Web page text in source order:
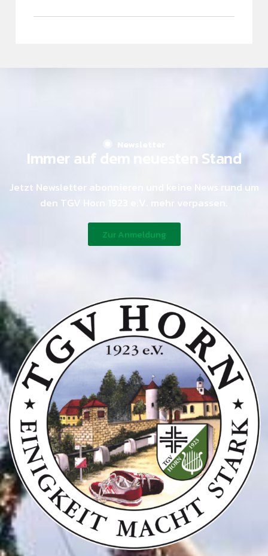
Newsletter
Immer auf dem neuesten Stand
Jetzt Newsletter abonnieren und keine News rund um
den TGV Horn 1923 e.V. mehr verpassen.
Zur Anmeldung